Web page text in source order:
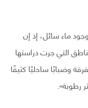
ماء سائل، إذ إن
التي جرت دراستها
وضبابًا ساحليًا كثيفًا
رطوبة».